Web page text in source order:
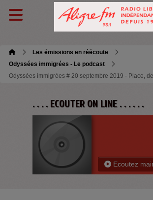
Les émissions en réécoute
Odyssées immigrées - Le podcast
Odyssées immigrées # 20 septembre 2019 - Place,
. . . . ECOUTER ON LINE . . . . . .
Ecoutez